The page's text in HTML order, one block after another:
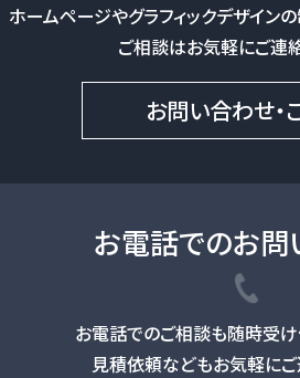
ホームページやグラフィックデザインの
ご相談はお気軽にご連
お問い合わせ・
お電話でのお問
お電話でのご相談も随時受け
見積依頼などもお気軽にご